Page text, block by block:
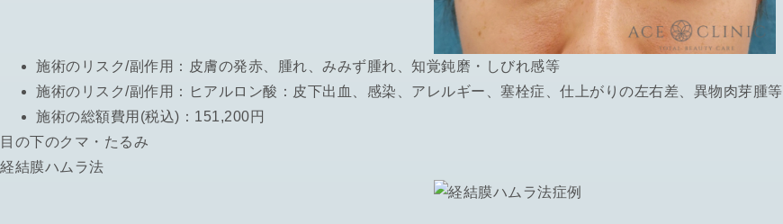
施術のリスク/副作用： 皮膚の発赤、腫れ、みみず腫れ、知覚鈍磨・しびれ感等
施術のリスク/副作用：
ヒアルロン酸：皮下出血、感染、アレルギー、塞栓症、仕上がりの左右差、異物肉芽腫等
施術の総額費用(税込)： 151,200円
目の下のクマ・たるみ
経結膜ハムラ法